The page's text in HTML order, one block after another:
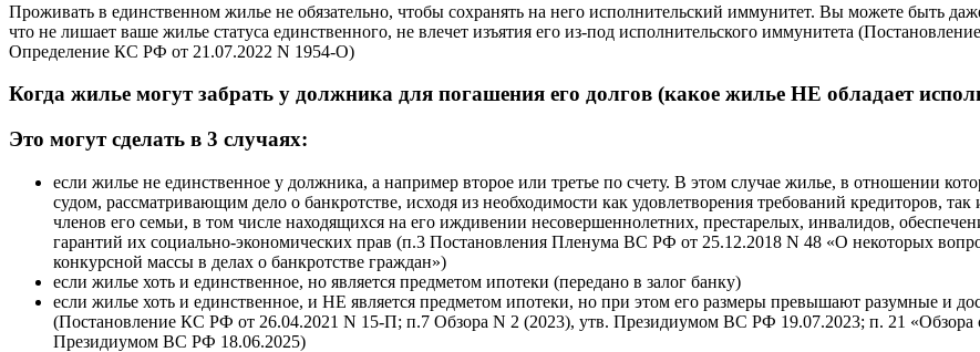
Проживать в единственном жилье не обязательно, чтобы сохранять на него исполнительский иммунитет. Вы можете быть
что не лишает ваше жилье статуса единственного, не влечет изъятия его из-под исполнительского иммунитета
Определение КС РФ от 21.07.2022 N 1954-О)
Когда жилье могут забрать у должника для погашения его долгов (какое жилье НЕ обладает
Это могут сделать в 3 случаях:
если жилье не единственное у должника, а например второе или третье по счету. В этом случае жилье, в отношении
судом, рассматривающим дело о банкротстве, исходя из необходимости как удовлетворения требований кредиторов,
членов его семьи, в том числе находящихся на его иждивении несовершеннолетних, престарелых, инвалидов,
гарантий их социально-экономических прав (п.3 Постановления Пленума ВС РФ от 25.12.2018 N 48 «О некоторых
конкурсной массы в делах о банкротстве граждан»)
если жилье хоть и единственное, но является предметом ипотеки (передано в залог банку)
если жилье хоть и единственное, и НЕ является предметом ипотеки, но при этом его размеры превышают разумные и
(Постановление КС РФ от 26.04.2021 N 15-П; п.7 Обзора N 2 (2023), утв. Президиумом ВС РФ 19.07.2023; п. 21 «Обзора
Президиумом ВС РФ 18.06.2025)